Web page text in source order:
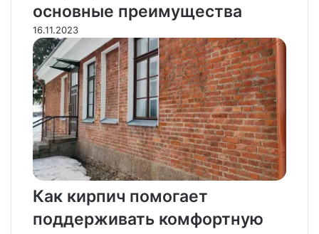
основные преимущества
16.11.2023
Как кирпич помогает
поддерживать комфортную